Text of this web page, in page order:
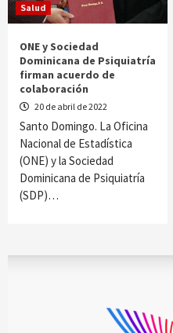
Salud
ONE y Sociedad
Dominicana de Psiquiatría
firman acuerdo de
colaboración
20 de abril de 2022
Santo Domingo. La Oficina
Nacional de Estadística
(ONE) y la Sociedad
Dominicana de Psiquiatría
(SDP)…